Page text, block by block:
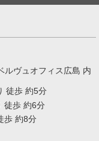
ルヴュオフィス広島 内
徒歩 約5分
徒歩 約6分
歩 約8分